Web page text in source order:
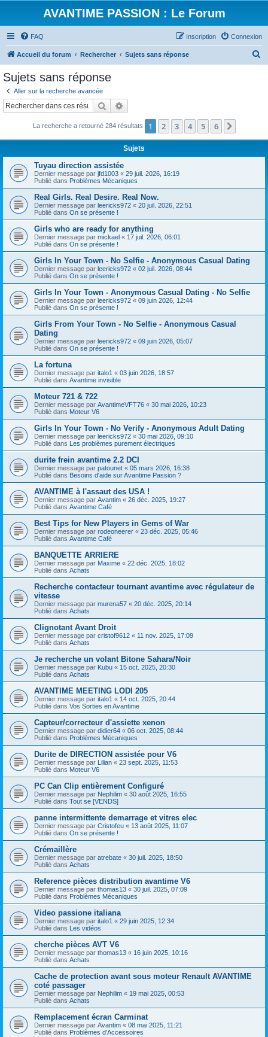
AVANTIME PASSION : Le Forum
FAQ Connexion
Inscription
Accueil du forum Rechercher Sujets sans réponse
c
Sujets sans réponse
Aller sur la recherche avancée
Rechercher
La recherche a retourné 284 résultats 1 2 3 4 5 6
Sujets
Tuyau direction assistée
Dernier message par jfd1003 « 29 juil. 2026, 16:19
Publié dans Problèmes Mécaniques
Real Girls. Real Desire. Real Now.
Dernier message par leericks972 « 20 juil. 2026, 22:51
Publié dans On se présente !
Girls who are ready for anything
Dernier message par mickael « 17 juil. 2026, 06:01
Publié dans On se présente !
Girls In Your Town - No Selfie - Anonymous Casual Dating
Dernier message par leericks972 « 02 juil. 2026, 08:44
Publié dans On se présente !
Girls In Your Town - Anonymous Casual Dating - No Selfie
Dernier message par leericks972 « 09 juin 2026, 12:44
Publié dans On se présente !
Girls From Your Town - No Selfie - Anonymous Casual
Dating
Dernier message par leericks972 « 09 juin 2026, 05:07
Publié dans On se présente !
La fortuna
Dernier message par italo1 « 03 juin 2026, 18:57
Publié dans Avantime invisible
Moteur 721 & 722
Dernier message par AvantimeVFT76 « 30 mai 2026, 10:23
Publié dans Moteur V6
Girls In Your Town - No Verify - Anonymous Adult Dating
Dernier message par leericks972 « 30 mai 2026, 09:10
Publié dans Les problèmes purement électriques
durite frein avantime 2.2 DCI
Dernier message par patounet « 05 mars 2026, 16:38
Publié dans Besoins d'aide sur Avantime Passion ?
AVANTIME à l'assaut des USA !
Dernier message par Avantim « 26 déc. 2025, 19:27
Publié dans Avantime Café
Best Tips for New Players in Gems of War
Dernier message par rodeoneerer « 23 déc. 2025, 05:46
Publié dans Avantime Café
BANQUETTE ARRIERE
Dernier message par Maxime « 22 déc. 2025, 18:02
Publié dans Achats
Recherche contacteur tournant avantime avec régulateur de
vitesse
Dernier message par murena57 « 20 déc. 2025, 20:14
Publié dans Achats
Clignotant Avant Droit
Dernier message par cristof9612 « 11 nov. 2025, 17:09
Publié dans Achats
Je recherche un volant Bitone Sahara/Noir
Dernier message par Kubu « 15 oct. 2025, 20:30
Publié dans Achats
AVANTIME MEETING LODI 205
Dernier message par italo1 « 14 oct. 2025, 20:44
Publié dans Vos Sorties en Avantime
Capteur/correcteur d'assiette xenon
Dernier message par didier64 « 06 oct. 2025, 08:44
Publié dans Problèmes Mécaniques
Durite de DIRECTION assistée pour V6
Dernier message par Lilian « 23 sept. 2025, 11:53
Publié dans Moteur V6
PC Can Clip entièrement Configuré
Dernier message par Nephilim « 30 août 2025, 16:55
Publié dans Tout se [VENDS]
panne intermittente demarrage et vitres elec
Dernier message par Cristofeu « 13 août 2025, 11:07
Publié dans On se présente !
Crémaillère
Dernier message par atrebate « 30 juil. 2025, 18:50
Publié dans Achats
Reference pièces distribution avantime V6
Dernier message par thomas13 « 30 juil. 2025, 07:09
Publié dans Problèmes Mécaniques
Video passione italiana
Dernier message par italo1 « 29 juin 2025, 12:34
Publié dans Les vidéos
cherche pièces AVT V6
Dernier message par thomas13 « 16 juin 2025, 10:16
Publié dans Achats
Cache de protection avant sous moteur Renault AVANTIME
coté passager
Dernier message par Nephilim « 19 mai 2025, 00:53
Publié dans Achats
Remplacement écran Carminat
Dernier message par Avantim « 08 mai 2025, 11:21
Publié dans Problèmes d'Accessoires